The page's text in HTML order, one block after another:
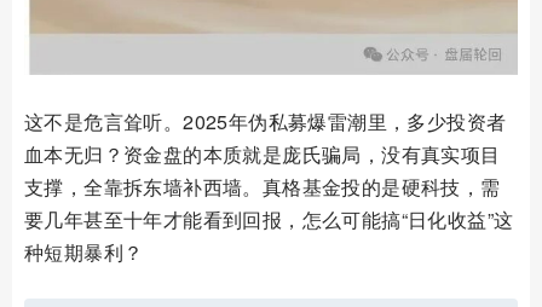
这不是危言耸听。2025年伪私募爆雷潮里，多少投资者
血本无归？资金盘的本质就是庞氏骗局，没有真实项目
支撑，全靠拆东墙补西墙。真格基金投的是硬科技，需
要几年甚至十年才能看到回报，怎么可能搞“日化收益”这
种短期暴利？